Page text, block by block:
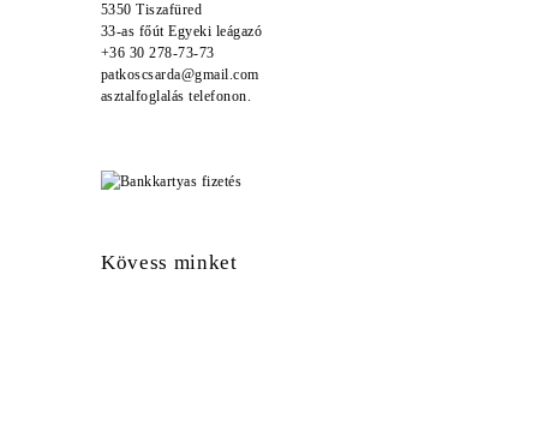
5350 Tiszafüred
33-as főút Egyeki leágazó
+36 30 278-73-73
patkoscsarda@gmail.com
asztalfoglalás telefonon.
Kövess minket